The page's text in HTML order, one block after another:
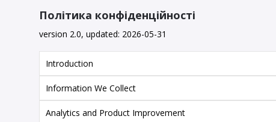
Політика конфіденційності
version 2.0, updated: 2026-05-31
Introduction
Information We Collect
Analytics and Product Improvement